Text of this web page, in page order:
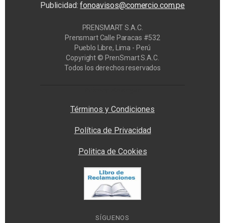
Publicidad:fonoavisos@comercio.com.pe
PRENSMART S.A.C.
Prensmart Calle Paracas #532
Pueblo Libre, Lima - Perú
Copyright © PrenSmart S.A.C.
Todos los derechos reservados
Términos y Condiciones
Política de Privacidad
Politica de Cookies
SÍGUENOS